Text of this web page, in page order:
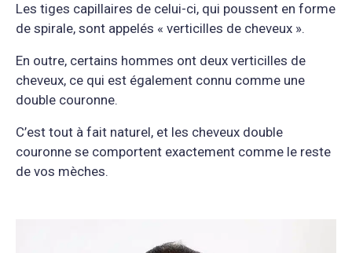
Les tiges capillaires de celui-ci, qui poussent en forme
de spirale, sont appelés « verticilles de cheveux ».
En outre, certains hommes ont deux verticilles de
cheveux, ce qui est également connu comme une
double couronne.
C’est tout à fait naturel, et les cheveux double
couronne se comportent exactement comme le reste
de vos mèches.